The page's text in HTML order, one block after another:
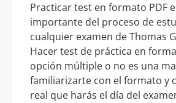
Practicar test en formato PDF
importante del proceso de
cualquier examen de Thomas
Hacer test de práctica en
opción múltiple o no es una
familiarizarte con el formato y
real que harás el día del